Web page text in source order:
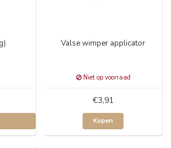
Valse wimper applicator
Niet op voorraad
€3,91
Kopen